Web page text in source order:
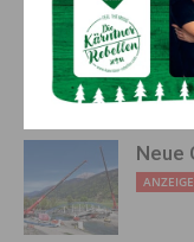
Leute
Neue
ANZEIGE